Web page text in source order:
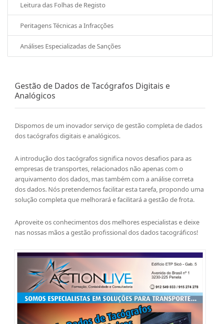
Leitura das Folhas de Registo
Peritagens Técnicas a Infracções
Análises Especializadas de Sanções
Gestão de Dados de Tacógrafos Digitais e
Analógicos
Dispomos de um inovador serviço de gestão completa de dados
dos tacógrafos digitais e analógicos.
A introdução dos tacógrafos significa novos desafios para as
empresas de transportes, relacionados não apenas com o
arquivamento dos dados, mas também com a análise correta
dos dados. Nós pretendemos facilitar esta tarefa, propondo uma
solução completa que melhorará e facilitará a gestão de frota.
Aproveite os conhecimentos dos melhores especialistas e deixe
nas nossas mãos a gestão profissional dos dados tacográficos!